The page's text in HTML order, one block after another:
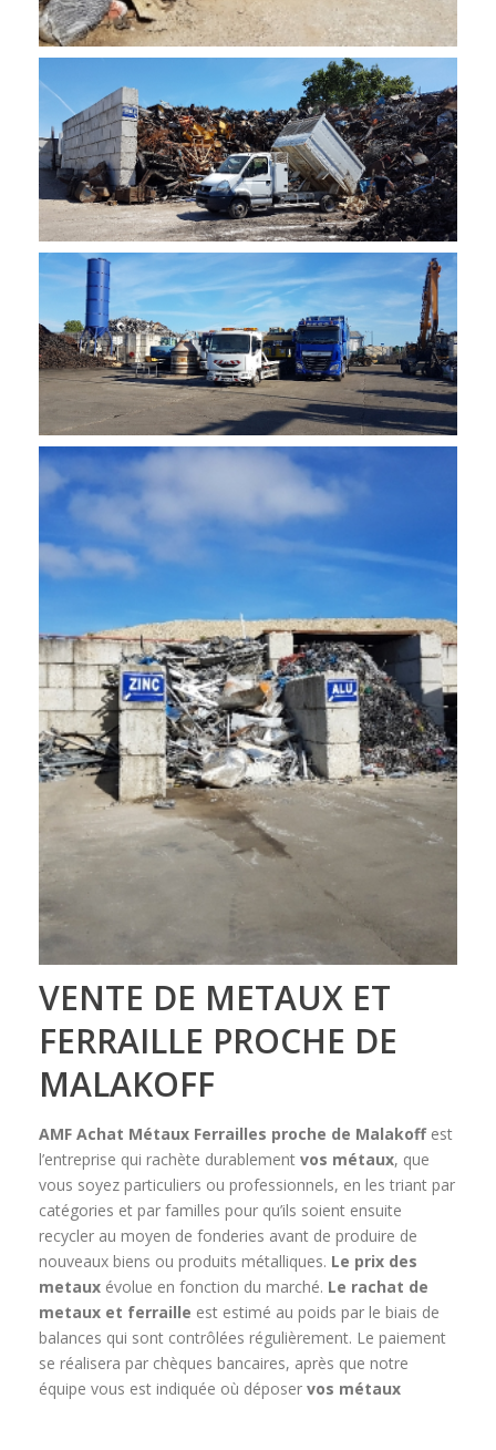
VENTE DE METAUX ET
FERRAILLE PROCHE DE
MALAKOFF
AMF Achat Métaux Ferrailles proche de Malakoffest
l’entreprise qui rachète durablement vos métaux, que
vous soyez particuliers ou professionnels, en les triant par
catégories et par familles pour qu’ils soient ensuite
recycler au moyen de fonderies avant de produire de
nouveaux biens ou produits métalliques. Le prix des
metaux évolue en fonction du marché. Le rachat de
metaux et ferraille est estimé au poids par le biais de
balances qui sont contrôlées régulièrement. Le paiement
se réalisera par chèques bancaires, après que notre
équipe vous est indiquée où déposer vos métaux